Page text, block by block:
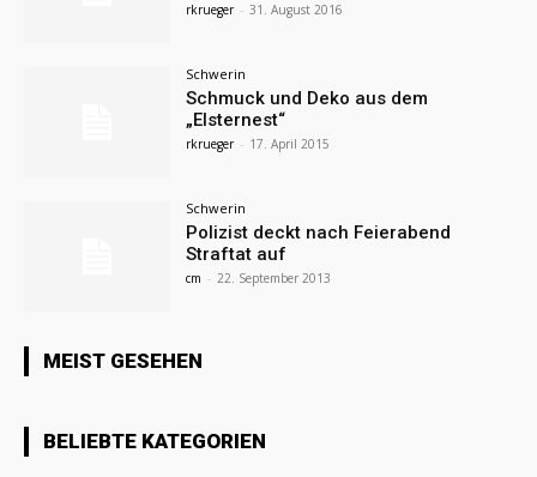
rkrueger - 31. August 2016
Schwerin
Schmuck und Deko aus dem
„Elsternest“
rkrueger - 17. April 2015
Schwerin
Polizist deckt nach Feierabend
Straftat auf
cm - 22. September 2013
MEIST GESEHEN
BELIEBTE KATEGORIEN